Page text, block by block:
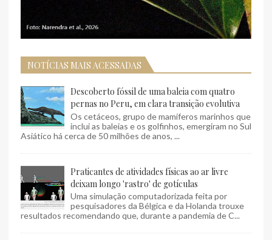
NOTÍCIAS MAIS ACESSADAS
Descoberto fóssil de uma baleia com quatro
pernas no Peru, em clara transição evolutiva
Os cetáceos, grupo de mamíferos marinhos que
inclui as baleias e os golfinhos, emergiram no Sul
Asiático há cerca de 50 milhões de anos, ...
Praticantes de atividades físicas ao ar livre
deixam longo 'rastro' de gotículas
Uma simulação computadorizada feita por
pesquisadores da Bélgica e da Holanda trouxe
resultados recomendando que, durante a pandemia de C...